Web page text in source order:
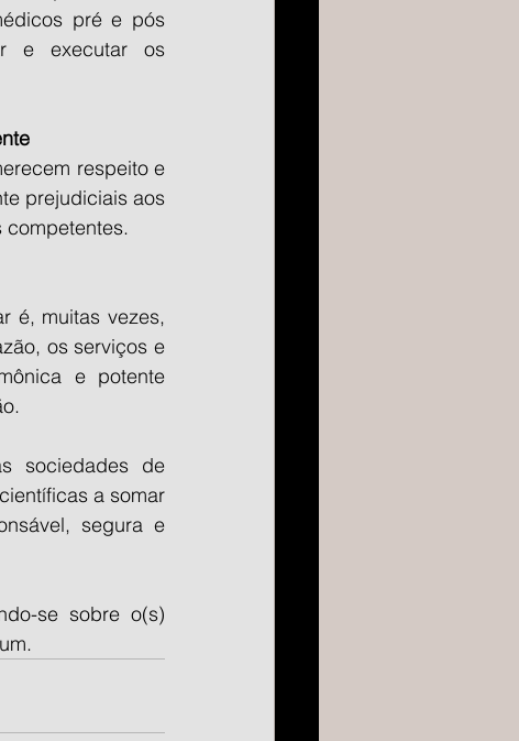
pré e pós
e executar os
respeito e
prejudiciais aos
competentes.
é, muitas vezes,
os serviços e
e potente
sociedades de
a somar
segura e
se sobre o(s)